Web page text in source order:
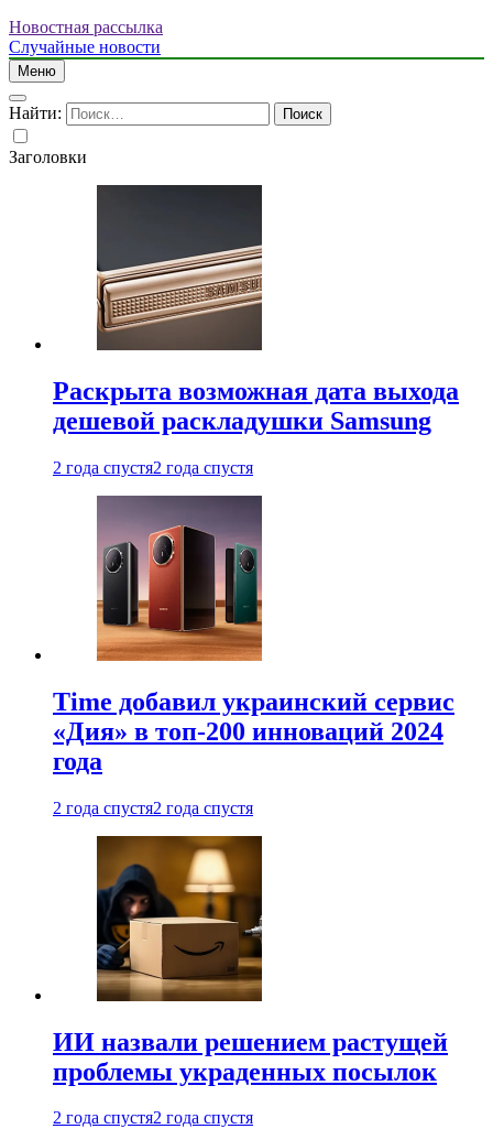
Новостная рассылка
Случайные новости
Меню
Найти:
Заголовки
Раскрыта возможная дата выхода
дешевой раскладушки Samsung
2 года спустя2 года спустя
Time добавил украинский сервис
«Дия» в топ-200 инноваций 2024
года
2 года спустя2 года спустя
ИИ назвали решением растущей
проблемы украденных посылок
2 года спустя2 года спустя